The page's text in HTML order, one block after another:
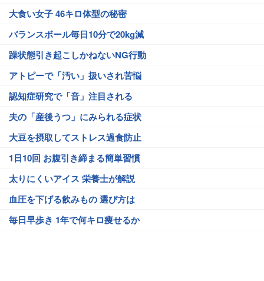
大食い女子 46キロ体型の秘密
バランスボール毎日10分で20kg減
躁状態引き起こしかねないNG行動
アトピーで「汚い」扱いされ苦悩
認知症研究で「音」注目される
夫の「産後うつ」にみられる症状
大豆を摂取してストレス過食防止
1日10回 お腹引き締まる簡単習慣
太りにくいアイス 栄養士が解説
血圧を下げる飲みもの 選び方は
毎日早歩き 1年で何キロ痩せるか